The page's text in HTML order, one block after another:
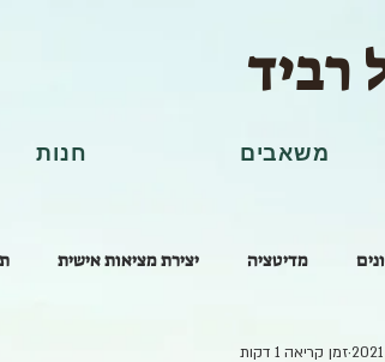
רביד
משאבים חנות
מדיטציה יצירת מציאות אישית
זמן קריאה 1 דקות